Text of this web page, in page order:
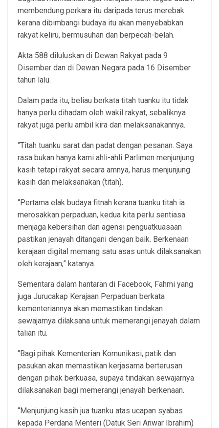
membendung perkara itu daripada terus merebak
kerana dibimbangi budaya itu akan menyebabkan
rakyat keliru, bermusuhan dan berpecah-belah.
Akta 588 diluluskan di Dewan Rakyat pada 9
Disember dan di Dewan Negara pada 16 Disember
tahun lalu.
Dalam pada itu, beliau berkata titah tuanku itu tidak
hanya perlu dihadam oleh wakil rakyat, sebaliknya
rakyat juga perlu ambil kira dan melaksanakannya.
“Titah tuanku sarat dan padat dengan pesanan. Saya
rasa bukan hanya kami ahli-ahli Parlimen menjunjung
kasih tetapi rakyat secara amnya, harus menjunjung
kasih dan melaksanakan (titah).
“Pertama elak budaya fitnah kerana tuanku titah ia
merosakkan perpaduan, kedua kita perlu sentiasa
menjaga kebersihan dan agensi penguatkuasaan
pastikan jenayah ditangani dengan baik. Berkenaan
kerajaan digital memang satu asas untuk dilaksanakan
oleh kerajaan,” katanya.
Sementara dalam hantaran di Facebook, Fahmi yang
juga Jurucakap Kerajaan Perpaduan berkata
kementeriannya akan memastikan tindakan
sewajarnya dilaksana untuk memerangi jenayah dalam
talian itu.
“Bagi pihak Kementerian Komunikasi, patik dan
pasukan akan memastikan kerjasama berterusan
dengan pihak berkuasa, supaya tindakan sewajarnya
dilaksanakan bagi memerangi jenayah berkenaan.
“Menjunjung kasih jua tuanku atas ucapan syabas
kepada Perdana Menteri (Datuk Seri Anwar Ibrahim)